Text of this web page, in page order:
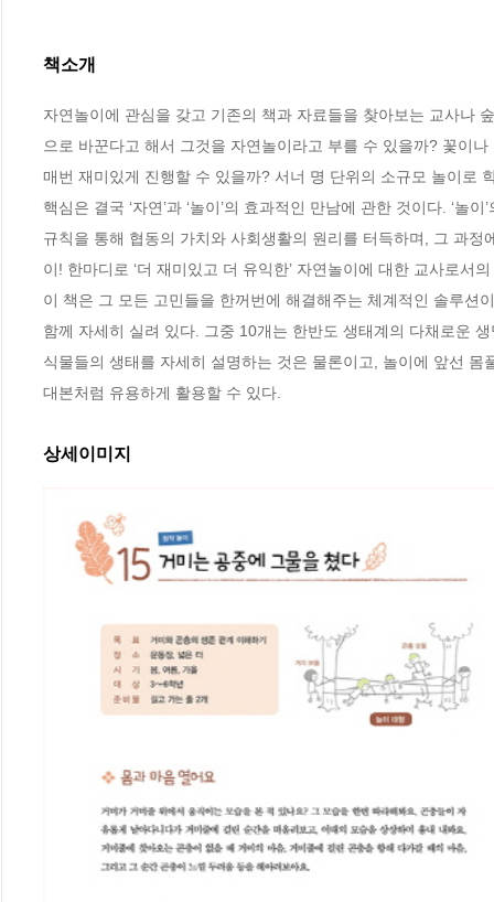
책소개
자연놀이에 관심을 갖고 기존의 책과 자료들을 찾아보는 교사나
으로 바꾼다고 해서 그것을 자연놀이라고 부를 수 있을까? 꽃이
매번 재미있게 진행할 수 있을까? 서너 명 단위의 소규모 놀이로
핵심은 결국 ‘자연’과 ‘놀이’의 효과적인 만남에 관한 것이다. ‘
규칙을 통해 협동의 가치와 사회생활의 원리를 터득하며, 그 과
이! 한마디로 ‘더 재미있고 더 유익한’ 자연놀이에 대한 교사로서
이 책은 그 모든 고민들을 한꺼번에 해결해주는 체계적인 솔루
함께 자세히 실려 있다. 그중 10개는 한반도 생태계의 다채로운
식물들의 생태를 자세히 설명하는 것은 물론이고, 놀이에 앞선
대본처럼 유용하게 활용할 수 있다.
상세이미지